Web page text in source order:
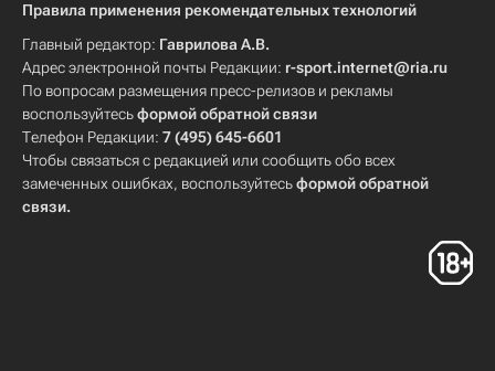
Правила применения рекомендательных технологий
Главный редактор: Гаврилова А.В.
Адрес электронной почты Редакции: r-sport.internet@ria.ru
По вопросам размещения пресс-релизов и рекламы
воспользуйтесьформой обратной связи
Телефон Редакции: 7 (495) 645-6601
Чтобы связаться с редакцией или сообщить обо всех
замеченных ошибках, воспользуйтесьформой обратной
связи.